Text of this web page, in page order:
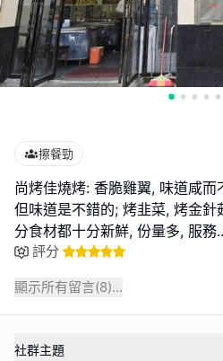
擦餐勁
尚烤佳燒烤: 香脆雞翼, 味道咸
但味道是不錯的; 烤韭菜, 烤金針
分食材都十分新鮮, 份量多, 服務
評分
顯示所有留言(8)...
社群主題